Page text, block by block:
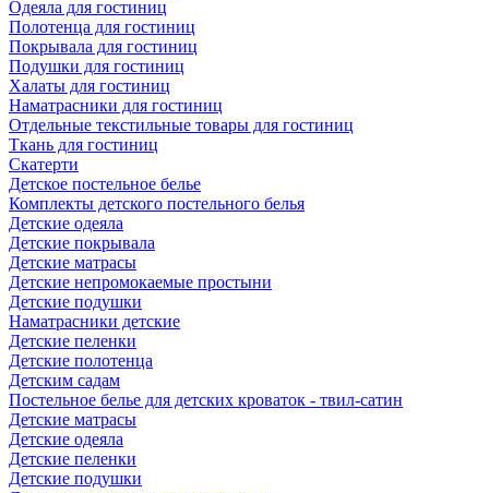
Одеяла для гостиниц
Полотенца для гостиниц
Покрывала для гостиниц
Подушки для гостиниц
Халаты для гостиниц
Наматрасники для гостиниц
Отдельные текстильные товары для гостиниц
Ткань для гостиниц
Скатерти
Детское постельное белье
Комплекты детского постельного белья
Детские одеяла
Детские покрывала
Детские матрасы
Детские непромокаемые простыни
Детские подушки
Наматрасники детские
Детские пеленки
Детские полотенца
Детским садам
Постельное белье для детских кроваток - твил-сатин
Детские матрасы
Детские одеяла
Детские пеленки
Детские подушки